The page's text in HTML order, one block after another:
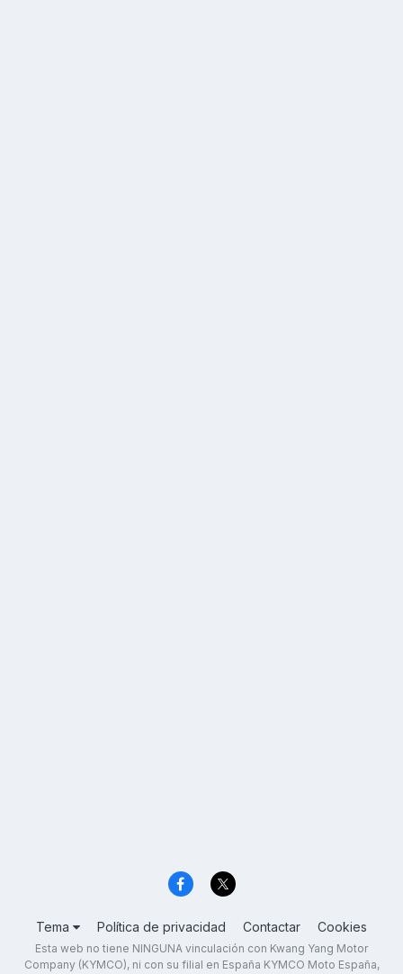
Tema Política de privacidad Contactar Cookies
Esta web no tiene NINGUNA vinculación con Kwang Yang Motor
Company (KYMCO), ni con su filial en España KYMCO Moto España,